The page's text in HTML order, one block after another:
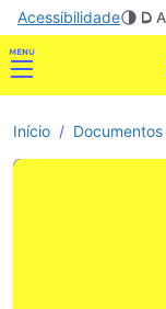
Acessibilidade
Início Documentos